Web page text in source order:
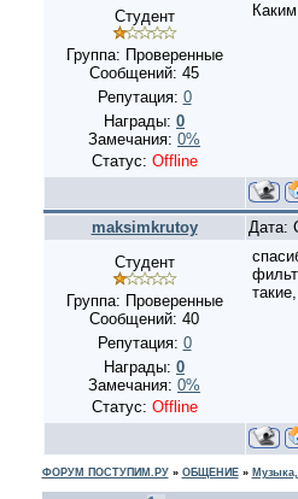
Студент
Группа: Проверенные
Сообщений: 45
Репутация: 0
Награды: 0
Замечания: 0%
Статус: Offline
maksimkrutoy
Дата:
Студент
Группа: Проверенные
Сообщений: 40
Репутация: 0
Награды: 0
Замечания: 0%
Статус: Offline
ФОРУМ ПОСТУПИМ.РУ» ОБЩЕНИЕ»